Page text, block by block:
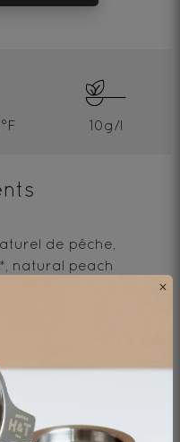
10g/l
de pêche,
natural peach
biologique
×